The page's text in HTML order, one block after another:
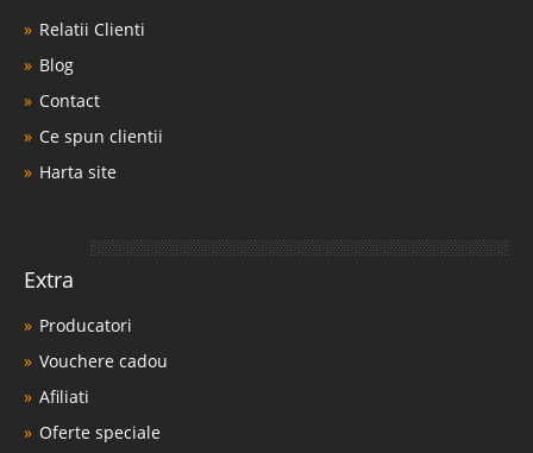
Relatii Clienti
Blog
Contact
Ce spun clientii
Harta site
Extra
Producatori
Vouchere cadou
Afiliati
Oferte speciale